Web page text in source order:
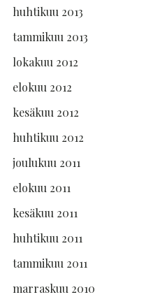
huhtikuu 2013
tammikuu 2013
lokakuu 2012
elokuu 2012
kesäkuu 2012
huhtikuu 2012
joulukuu 2011
elokuu 2011
kesäkuu 2011
huhtikuu 2011
tammikuu 2011
marraskuu 2010